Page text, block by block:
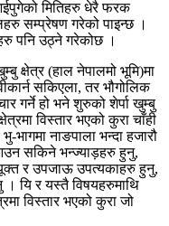
मितिहरु धेरै फरक
सम्प्रेषण गरेको पाइन्छ ।
पनि उठ्ने गरेकोछ ।
क्षेत्र (हाल नेपालमो भूमि)मा
सकिएला, तर भौगोलिक
गर्ने हो भने शुरुको शेर्पा खुम्बु
विस्तार भएको कुरा चाँही
भागमा नाङपाला भन्दा हजारौ
आउन सकिने भन्ज्याड़हरु हुनु,
र उपजाऊ उपत्यकाहरु हुनु,
। यि र यस्तै विषयहरुमाथि
विस्तार भएको कुरा जो